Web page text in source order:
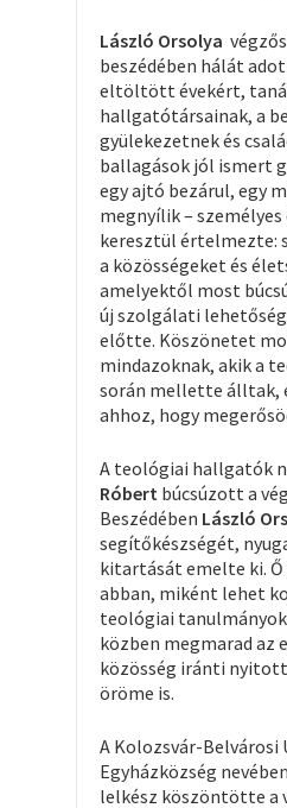
László Orsolya
beszédében hálát
eltöltött évekért,
hallgatótársainak, a
gyülekezetnek és
ballagások jól ismert
egy ajtó bezárul, egy
megnyílik –
keresztül értelmezte:
a közösségeket és
amelyektől most
új szolgálati
előtte. Köszönetet
mindazoknak, akik a
során mellette álltak,
ahhoz, hogy
A teológiai hallgatók
Róbert búcsúzott a
Beszédében László
segítőkészségét,
kitartását emelte ki.
abban, miként lehet
teológiai
közben megmarad az
közösség iránti
öröme is.
A Kolozsvár-Belvárosi
Egyházközség nevében
lelkész köszöntötte a